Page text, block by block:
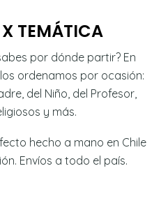
TEMÁTICA
por dónde partir? En
los ordenamos por ocasión:
del Niño, del Profesor,
y más.
hecho a mano en Chile
Envíos a todo el país.